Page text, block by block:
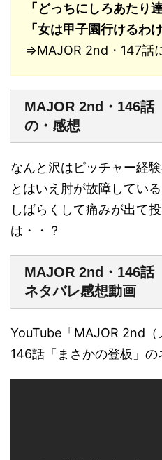
「どっちにしろあたり達
「女は甲子園行けるわ
⇒MAJOR 2nd・147話
MAJOR 2nd・146話
の・感想
なんと沢はピッチャー経験
とはいえ肘が故障している
しばらくして痛みが出て
は・・？
MAJOR 2nd・146話
ネタバレ感想動画
YouTube「MAJOR 2nd（
146話「まさかの登板」の